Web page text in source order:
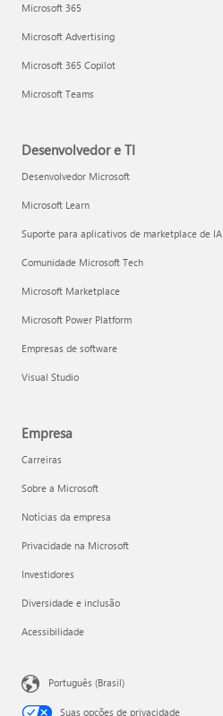
Microsoft 365
Microsoft Advertising
Microsoft 365 Copilot
Microsoft Teams
Desenvolvedor e TI
Desenvolvedor Microsoft
Microsoft Learn
Suporte para aplicativos de marketplace de IA
Comunidade Microsoft Tech
Microsoft Marketplace
Microsoft Power Platform
Empresas de software
Visual Studio
Empresa
Carreiras
Sobre a Microsoft
Notícias da empresa
Privacidade na Microsoft
Investidores
Diversidade e inclusão
Acessibilidade
Português (Brasil)
Suas opções de privacidade